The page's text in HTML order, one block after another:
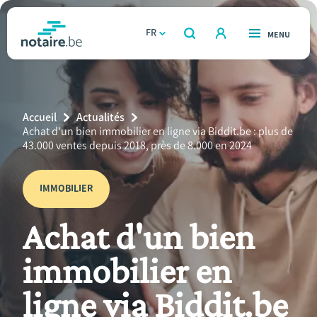
Aller
contenu
notaire.behomepage
FR
OUVERT
RECHERCHER
OUVERT
MENU
Immobilier
Relations et vivre ensemble
Héritage et donations
Entreprendre
Le notaire
Calculateurs
TROUVER UN NOTAIRE
Breadcrumb
Accueil
Actualités
Current
Page:
Achat d'un bien immobilier en ligne via Biddit.be : plus de
43.000 ventes depuis 2018, près de 8.000 en 2024
IMMOBILIER
Achat d'un bien
immobilier en
ligne via Biddit.be